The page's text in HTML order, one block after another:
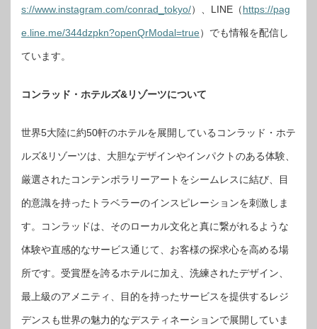
s://www.instagram.com/conrad_tokyo/）、LINE（https://pag
e.line.me/344dzpkn?openQrModal=true）でも情報を配信し
ています。
コンラッド・ホテルズ&リゾーツについて
世界5大陸に約50軒のホテルを展開しているコンラッド・ホテ
ルズ&リゾーツは、大胆なデザインやインパクトのある体験、
厳選されたコンテンポラリーアートをシームレスに結び、目
的意識を持ったトラベラーのインスピレーションを刺激しま
す。コンラッドは、そのローカル文化と真に繋がれるような
体験や直感的なサービス通じて、お客様の探求心を高める場
所です。受賞歴を誇るホテルに加え、洗練されたデザイン、
最上級のアメニティ、目的を持ったサービスを提供するレジ
デンスも世界の魅力的なデスティネーションで展開していま